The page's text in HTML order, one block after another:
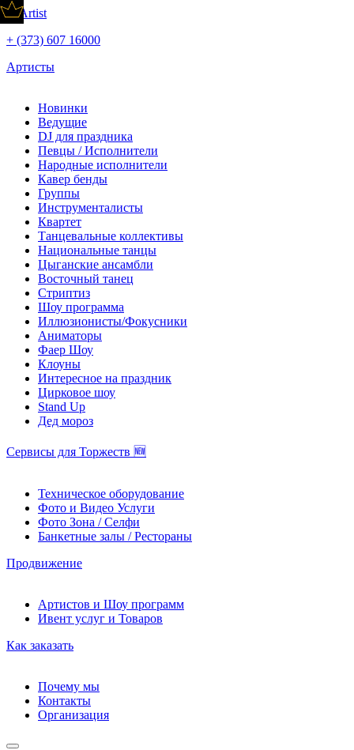
+ (373) 607 16000
Артисты
Новинки
Ведущие
DJ для праздника
Певцы / Исполнители
Народные исполнители
Кавер бенды
Группы
Инструменталисты
Квартет
Танцевальные коллективы
Национальные танцы
Цыганские ансамбли
Восточный танец
Стриптиз
Шоу программа
Иллюзионисты/Фокусники
Аниматоры
Фаер Шоу
Клоуны
Интересное на праздник
Цирковое шоу
Stand Up
Дед мороз
Сервисы для Торжеств 🆕
Техническое оборудование
Фото и Видео Услуги
Фото Зона / Селфи
Банкетные залы / Рестораны
Продвижение
Артистов и Шоу программ
Ивент услуг и Товаров
Как заказать
Почему мы
Контакты
Организация